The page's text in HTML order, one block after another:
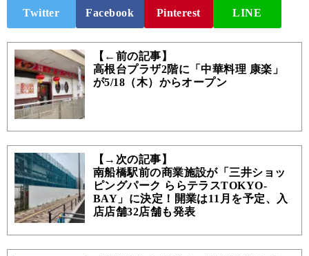
Twitter Facebook Pinterest LINE
【←前の記事】
高根台プラザ2階に「中華料理 康楽」
が5/18（木）からオープン
【→次の記事】
南船橋駅前の商業施設が「三井ショッ
ピングパーク ららテラスTOKYO-
BAY」に決定！開業は11月を予定、入
店店舗32店舗も発表